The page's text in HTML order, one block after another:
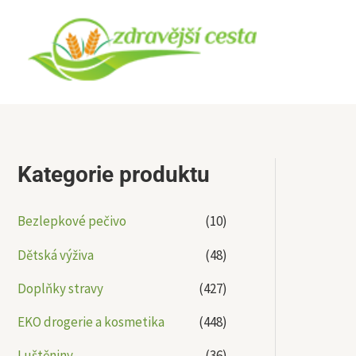
obsah
Kategorie produktu
Bezlepkové pečivo
(10)
Dětská výživa
(48)
Doplňky stravy
(427)
EKO drogerie a kosmetika
(448)